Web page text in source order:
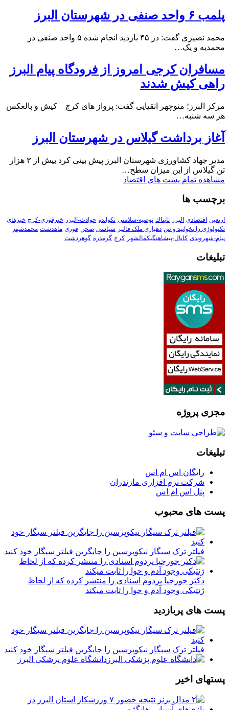
پلمب ۶ واحد صنفی در شهرستان البرز
محمد نصیری گفت: در ۴۵ بازدید انجام شده ۵ واحد صنفی در
محمدیه و یک…
مسافران کرجی امروز از فرودگاه پیام البرز
راهی کیش شدند
مرکز البرز؛ منوچهر اتقیایی گفت: پرواز های کرج – کیش و بالعکس
هر سه شنبه…
آغاز برداشت گیلاس در شهرستان البرز
مدیر جهاد کشاورزی شهرستان البرز پیش بینی کرد بیش از ۳ هزار
تن گیلاس از این میزان سطح…
مشاهده تمام پست های اقتصاد
برچسب ها
اربعین اقتصادی البرز تابناك توصیه-سلامتی تکواندو حوادث-البرز خبرفوری-کرج خبرهای
تکنولوڑی را بخوانید و ش دهیاری ملک فالیز سیاسی صحن فوری ماهدشت محمدشهر
پیام-شهروندی کانال-پیشاهنگیکمالشهر کرج گرمدره گوهردشت
تبلیغات
مجزی پروژه
تبلیغات
رایگان اس ام اس
شرکت نرم افزاری مازندران
پنل اس ام اس
پست های محبوب
فیلتر ترک سیگار نیکوپرسین را جایگزین فیلتر سیگار خود کنید
دکتر جورجیا پردوم اسنادی را منتشر کرده که از لحاظ
ژنتیکی وجود آدم و حوا را ثابت میکند
پست های پربازدید
فیلتر ترک سیگار نیکوپرسین را جایگزین فیلتر سیگار خود کنید
دانشگاه علوم پزشکی البرز
پستهای اخیر